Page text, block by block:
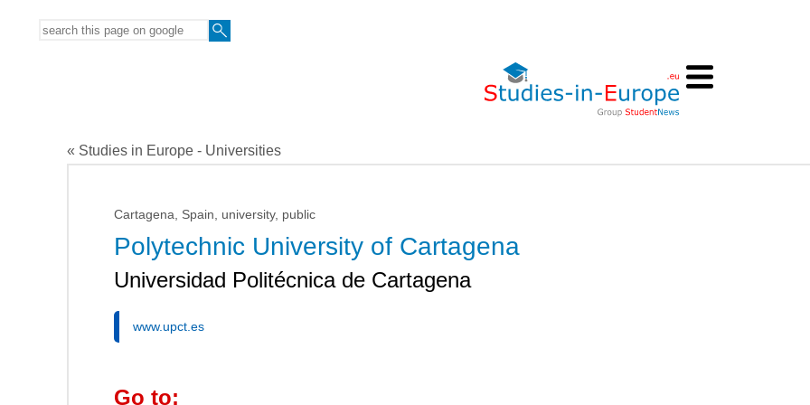
« Studies in Europe - Universities
Cartagena, Spain, university, public
Polytechnic University of Cartagena
Universidad Politécnica de Cartagena
www.upct.es
Go to: